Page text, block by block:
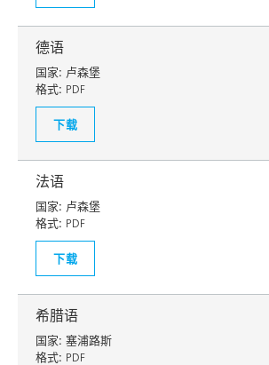
德语
国家: 卢森堡
格式: PDF
下载
法语
国家: 卢森堡
格式: PDF
下载
希腊语
国家: 塞浦路斯
格式: PDF